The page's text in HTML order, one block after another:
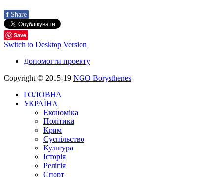
f Share
Save
Switch to Desktop Version
Допомогти проекту
Copyright © 2015-19 NGO Borysthenes
ГОЛОВНА
УКРАЇНА
Економіка
Політика
Крим
Суспільство
Культура
Історія
Релігія
Спорт